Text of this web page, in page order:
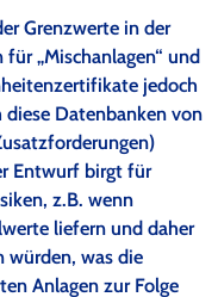
Grenzwerte in der
für „Mischanlagen“ und
jedoch
Datenbanken von
Entwurf birgt für
z.B. wenn
liefern und daher
würden, was die
Anlagen zur Folge